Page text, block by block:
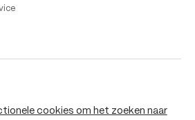
cookies om het zoeken naar